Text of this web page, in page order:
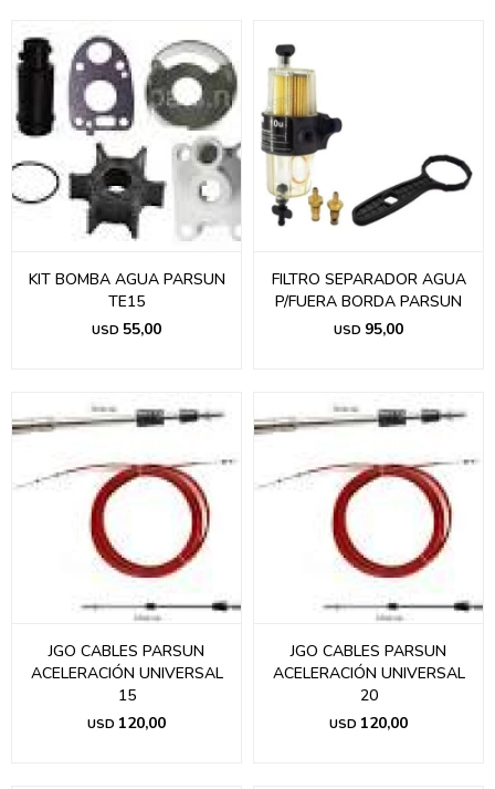
KIT BOMBA AGUA PARSUN
TE15
USD 55,00
FILTRO SEPARADOR AGUA
P/FUERA BORDA PARSUN
USD 95,00
JGO CABLES PARSUN
ACELERACIÓN UNIVERSAL
15
USD 120,00
JGO CABLES PARSUN
ACELERACIÓN UNIVERSAL
20
USD 120,00